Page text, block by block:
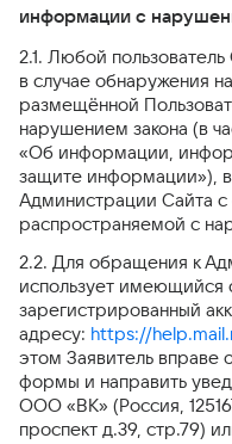
информации с
2.1. Любой
в случае обнаружения
размещённой
нарушением закона (в
«Об информации,
защите информации»),
Администрации Сайта
распространяемой с
2.2. Для обращения к
использует имеющийся
зарегистрированный
адресу: https://
этом Заявитель вправе
формы и направить
ООО «ВК» (Россия,
проспект д.39, стр.79)